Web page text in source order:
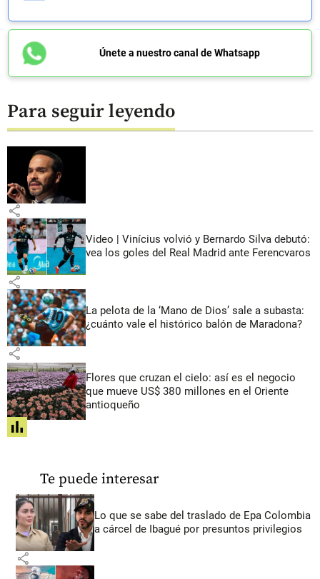
Únete a nuestro canal de Whatsapp
Para seguir leyendo
share
Video | Vinícius volvió y Bernardo Silva debutó:
vea los goles del Real Madrid ante Ferencvaros
share
La pelota de la ‘Mano de Dios’ sale a subasta:
¿cuánto vale el histórico balón de Maradona?
share
Flores que cruzan el cielo: así es el negocio
que mueve US$ 380 millones en el Oriente
antioqueño
share
Te puede interesar
Lo que se sabe del traslado de Epa Colombia
a cárcel de Ibagué por presuntos privilegios
share